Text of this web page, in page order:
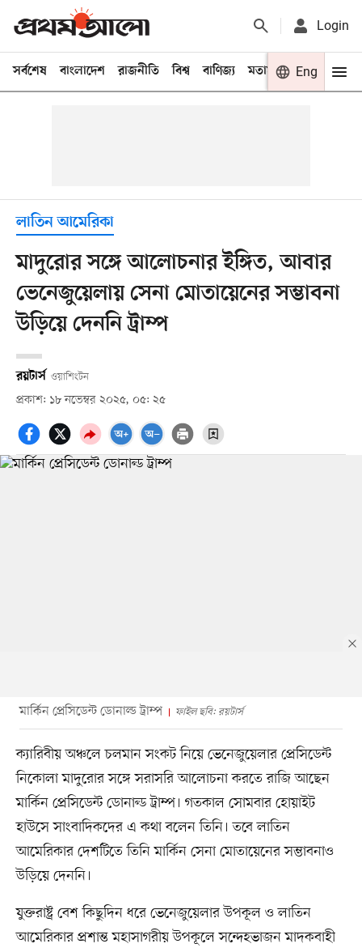
Login
সর্বশেষ বাংলাদেশ রাজনীতি বিশ্ব বাণিজ্য মতামত খেলা
Eng
লাতিন আমেরিকা
মাদুরোর সঙ্গে আলোচনার ইঙ্গিত, আবার
ভেনেজুয়েলায় সেনা মোতায়েনের সম্ভাবনা
উড়িয়ে দেননি ট্রাম্প
রয়টার্স ওয়াশিংটন
প্রকাশ: ১৮ নভেম্বর ২০২৫, ০৫: ২৫
মার্কিন প্রেসিডেন্ট ডোনাল্ড ট্রাম্প ফাইল ছবি: রয়টার্স
ক্যারিবীয় অঞ্চলে চলমান সংকট নিয়ে ভেনেজুয়েলার প্রেসিডেন্ট
নিকোলা মাদুরোর সঙ্গে সরাসরি আলোচনা করতে রাজি আছেন
মার্কিন প্রেসিডেন্ট ডোনাল্ড ট্রাম্প। গতকাল সোমবার হোয়াইট
হাউসে সাংবাদিকদের এ কথা বলেন তিনি। তবে লাতিন
আমেরিকার দেশটিতে তিনি মার্কিন সেনা মোতায়েনের সম্ভাবনাও
উড়িয়ে দেননি।
যুক্তরাষ্ট্র বেশ কিছুদিন ধরে ভেনেজুয়েলার উপকূল ও লাতিন
আমেরিকার প্রশান্ত মহাসাগরীয় উপকূলে সন্দেহভাজন মাদকবাহী